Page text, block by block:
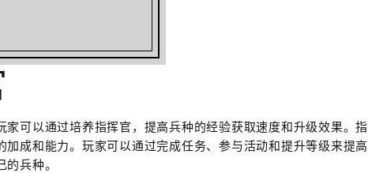
可以通过培养指挥官，提高兵种的经验获取速度和升级效果。指
成和能力。玩家可以通过完成任务、参与活动和提升等级来提高
兵种。